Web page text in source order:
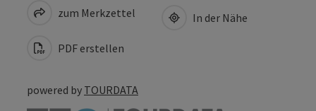
zum Merkzettel
PDF erstellen
In der Nähe
powered by TOURDATA